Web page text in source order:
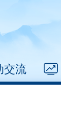
交流